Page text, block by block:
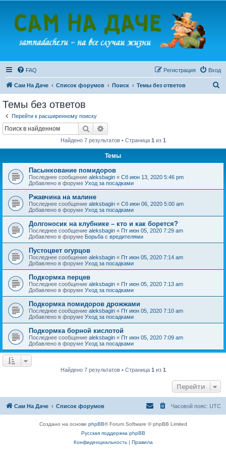
FAQ Вход
Регистрация
Сам На Даче Список форумов Поиск Темы без ответов
Темы без ответов
Перейти к расширенному поиску
Поиск
Найдено 7 результатов • Страница 1 из 1
Темы
Пасынкование помидоров
Последнее сообщение aleksbagin « Сб июн 13, 2020 5:46 pm
Добавлено в форуме Уход за посадками
Ржавчина на малине
Последнее сообщение aleksbagin « Сб июн 06, 2020 5:00 am
Добавлено в форуме Уход за посадками
Долгоносик на клубнике – кто и как борется?
Последнее сообщение aleksbagin « Пт июн 05, 2020 7:29 am
Добавлено в форуме Борьба с вредителями
Пустоцвет огурцов
Последнее сообщение aleksbagin « Пт июн 05, 2020 7:14 am
Добавлено в форуме Уход за посадками
Подкормка перцев
Последнее сообщение aleksbagin « Пт июн 05, 2020 7:13 am
Добавлено в форуме Уход за посадками
Подкормка помидоров дрожжами
Последнее сообщение aleksbagin « Пт июн 05, 2020 7:10 am
Добавлено в форуме Уход за посадками
Подкормка борной кислотой
Последнее сообщение aleksbagin « Пт июн 05, 2020 7:09 am
Добавлено в форуме Уход за посадками
Найдено 7 результатов • Страница 1 из 1
Перейти
Сам На Даче Список форумов Часовой пояс: UTC
Создано на основе phpBB® Forum Software © phpBB Limited
Русская поддержка phpBB
Конфиденциальность| Правила